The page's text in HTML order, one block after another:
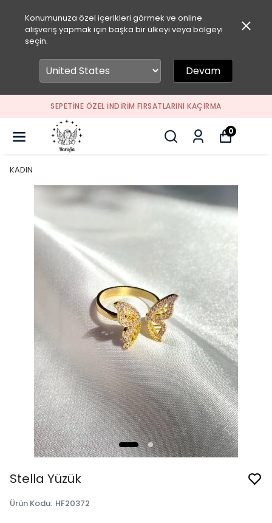
Konumunuza özel içerikleri görmek ve online
alışveriş yapmak için başka bir ülkeyi veya bölgeyi
seçin.
Devam
SEPETİNE ÖZEL İNDİRİM FIRSATLARINI KAÇIRMA
0
KADIN
Stella Yüzük
Ürün Kodu: HF20372